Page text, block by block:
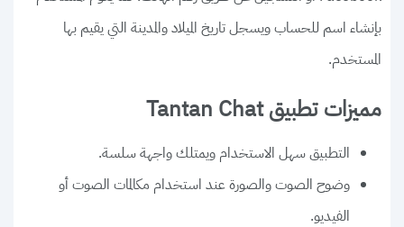
بإنشاء اسم للحساب ويسجل تاريخ الميلاد والمدينة التي يقيم بها
المستخدم.
مميزات تطبيق Tantan Chat
التطبيق سهل الاستخدام ويمتلك واجهة سلسة.
وضوح الصوت والصورة عند استخدام مكالمات الصوت أو
الفيديو.